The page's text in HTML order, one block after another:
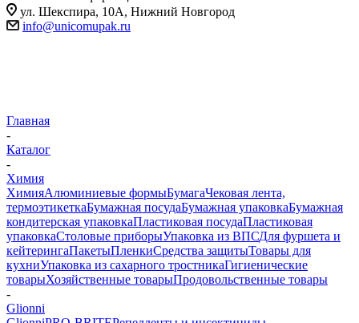
ул. Шекспира, 10А, Нижний Новгород
info@unicomupak.ru
Главная
-
Каталог
-
Химия
ХимияАлюминиевые формыБумагаЧековая лента,
термоэтикеткаБумажная посудаБумажная упаковкаБумажная
кондитерская упаковкаПластиковая посудаПластиковая
упаковкаСтоловые приборыУпаковка из ВПСДля фуршета и
кейтерингаПакетыПленкиСредства защитыТовары для
кухниУпаковка из сахарного тростникаГигиенические
товарыХозяйственные товарыПродовольственные товары
-
Glionni